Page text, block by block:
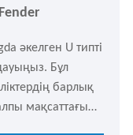
әкелген U типті
Бұл
барлық
мақсаттағы